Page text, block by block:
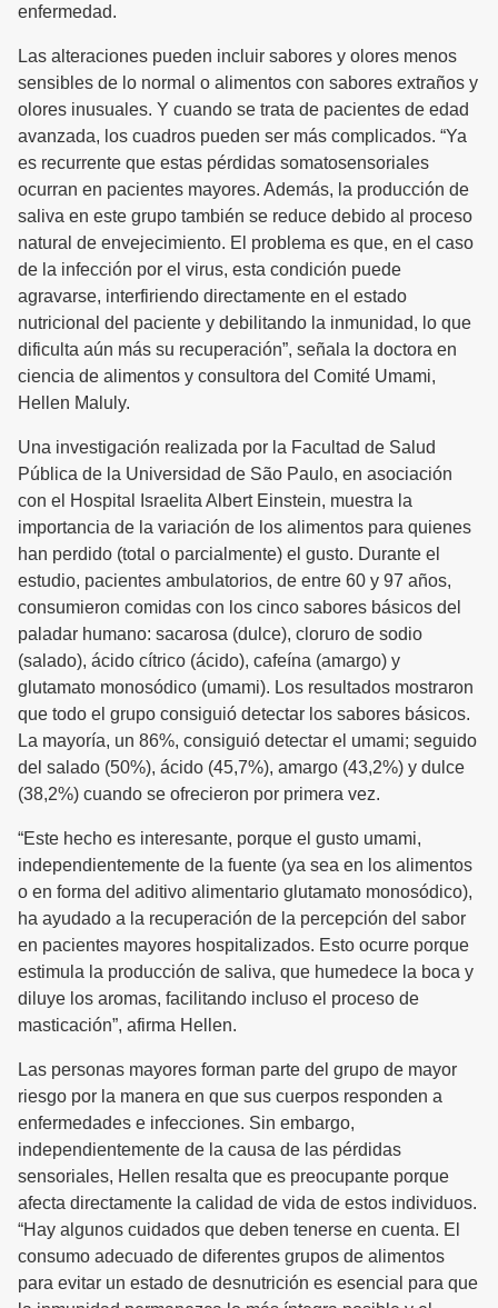
enfermedad.
Las alteraciones pueden incluir sabores y olores menos
sensibles de lo normal o alimentos con sabores extraños y
olores inusuales. Y cuando se trata de pacientes de edad
avanzada, los cuadros pueden ser más complicados. “Ya
es recurrente que estas pérdidas somatosensoriales
ocurran en pacientes mayores. Además, la producción de
saliva en este grupo también se reduce debido al proceso
natural de envejecimiento. El problema es que, en el caso
de la infección por el virus, esta condición puede
agravarse, interfiriendo directamente en el estado
nutricional del paciente y debilitando la inmunidad, lo que
dificulta aún más su recuperación”, señala la doctora en
ciencia de alimentos y consultora del Comité Umami,
Hellen Maluly.
Una investigación realizada por la Facultad de Salud
Pública de la Universidad de São Paulo, en asociación
con el Hospital Israelita Albert Einstein, muestra la
importancia de la variación de los alimentos para quienes
han perdido (total o parcialmente) el gusto. Durante el
estudio, pacientes ambulatorios, de entre 60 y 97 años,
consumieron comidas con los cinco sabores básicos del
paladar humano: sacarosa (dulce), cloruro de sodio
(salado), ácido cítrico (ácido), cafeína (amargo) y
glutamato monosódico (umami). Los resultados mostraron
que todo el grupo consiguió detectar los sabores básicos.
La mayoría, un 86%, consiguió detectar el umami; seguido
del salado (50%), ácido (45,7%), amargo (43,2%) y dulce
(38,2%) cuando se ofrecieron por primera vez.
“Este hecho es interesante, porque el gusto umami,
independientemente de la fuente (ya sea en los alimentos
o en forma del aditivo alimentario glutamato monosódico),
ha ayudado a la recuperación de la percepción del sabor
en pacientes mayores hospitalizados. Esto ocurre porque
estimula la producción de saliva, que humedece la boca y
diluye los aromas, facilitando incluso el proceso de
masticación”, afirma Hellen.
Las personas mayores forman parte del grupo de mayor
riesgo por la manera en que sus cuerpos responden a
enfermedades e infecciones. Sin embargo,
independientemente de la causa de las pérdidas
sensoriales, Hellen resalta que es preocupante porque
afecta directamente la calidad de vida de estos individuos.
“Hay algunos cuidados que deben tenerse en cuenta. El
consumo adecuado de diferentes grupos de alimentos
para evitar un estado de desnutrición es esencial para que